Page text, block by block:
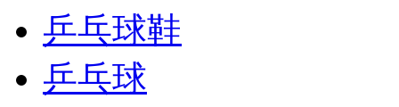
乒乓球鞋
乒乓球